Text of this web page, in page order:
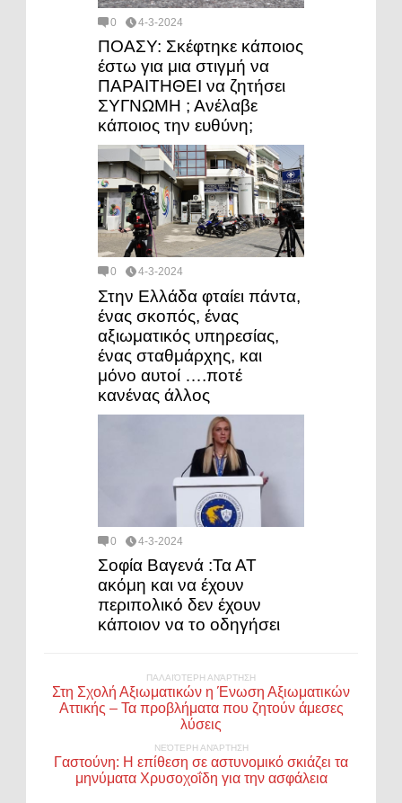
0 4-3-2024
ΠΟΑΣΥ: Σκέφτηκε κάποιος
έστω για μια στιγμή να
ΠΑΡΑΙΤΗΘΕΙ να ζητήσει
ΣΥΓΝΩΜΗ ; Ανέλαβε
κάποιος την ευθύνη;
0 4-3-2024
Στην Ελλάδα φταίει πάντα,
ένας σκοπός, ένας
αξιωματικός υπηρεσίας,
ένας σταθμάρχης, και
μόνο αυτοί ….ποτέ
κανένας άλλος
0 4-3-2024
Σοφία Βαγενά :Τα ΑΤ
ακόμη και να έχουν
περιπολικό δεν έχουν
κάποιον να το οδηγήσει
ΠΑΛΑΙΌΤΕΡΗ ΑΝΆΡΤΗΣΗ
Στη Σχολή Αξιωματικών η Ένωση Αξιωματικών
Αττικής – Τα προβλήματα που ζητούν άμεσες
λύσεις
ΝΕΌΤΕΡΗ ΑΝΆΡΤΗΣΗ
Γαστούνη: Η επίθεση σε αστυνομικό σκιάζει τα
μηνύματα Χρυσοχοΐδη για την ασφάλεια